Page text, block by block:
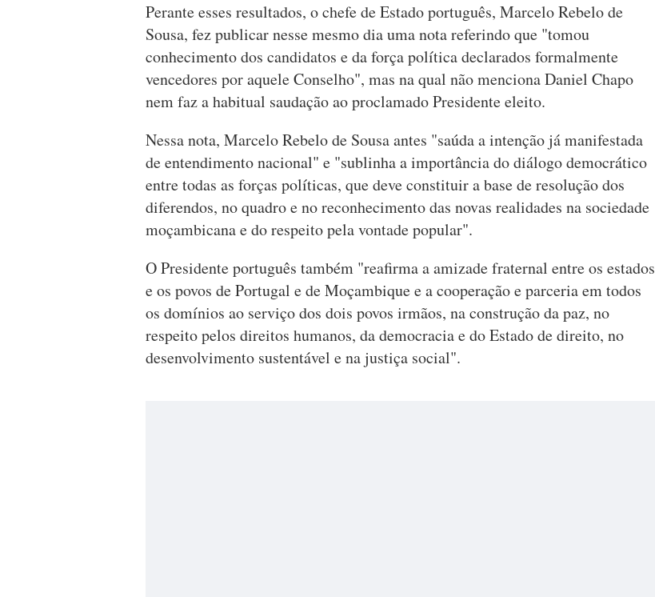
Perante esses resultados, o chefe de Estado português, Marcelo Rebelo de
Sousa, fez publicar nesse mesmo dia uma nota referindo que "tomou
conhecimento dos candidatos e da força política declarados formalmente
vencedores por aquele Conselho", mas na qual não menciona Daniel Chapo
nem faz a habitual saudação ao proclamado Presidente eleito.
Nessa nota, Marcelo Rebelo de Sousa antes "saúda a intenção já manifestada
de entendimento nacional" e "sublinha a importância do diálogo democrático
entre todas as forças políticas, que deve constituir a base de resolução dos
diferendos, no quadro e no reconhecimento das novas realidades na sociedade
moçambicana e do respeito pela vontade popular".
O Presidente português também "reafirma a amizade fraternal entre os estados
e os povos de Portugal e de Moçambique e a cooperação e parceria em todos
os domínios ao serviço dos dois povos irmãos, na construção da paz, no
respeito pelos direitos humanos, da democracia e do Estado de direito, no
desenvolvimento sustentável e na justiça social".